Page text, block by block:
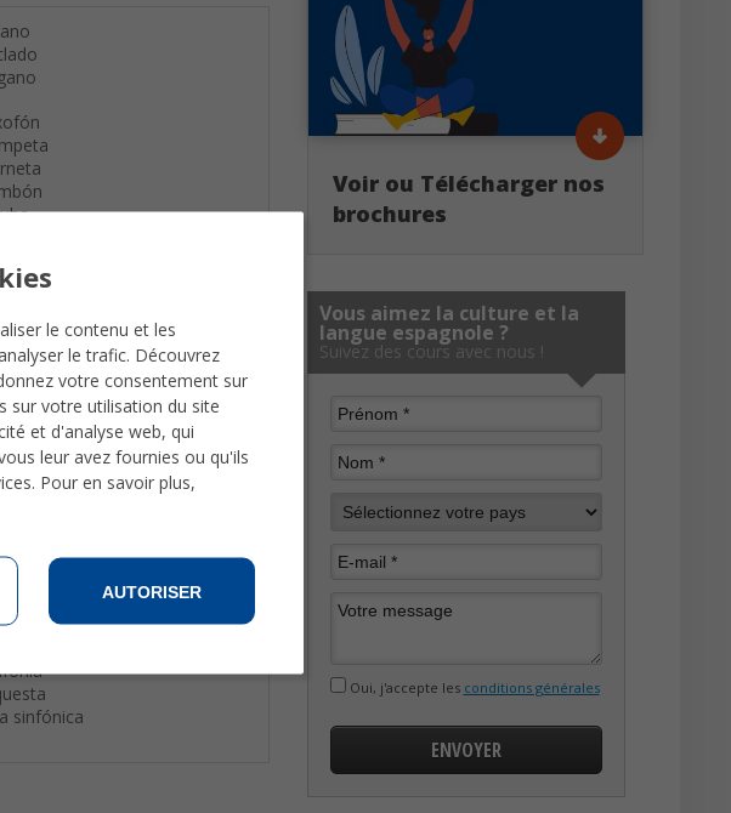
El platillo
sinfónica
Voir ou Télécharger nos
brochures
Vous aimez la culture et la
langue espagnole ?
Suivez des cours avec nous !
Oui, j'accepte les conditions générales
le contenu et les
le trafic. Découvrez
votre consentement sur
sur votre utilisation du site
et d'analyse web, qui
leur avez fournies ou qu'ils
Pour en savoir plus,
AUTORISER